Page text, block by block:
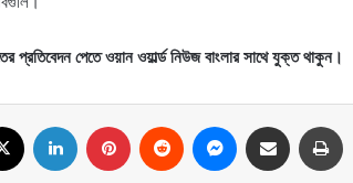
পেতে ওয়ান ওয়ার্ল্ড নিউজ বাংলার সাথে যুক্ত থাকুন।